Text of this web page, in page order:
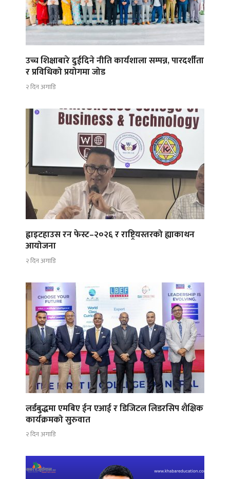
उच्च शिक्षाबारे दुईदिने नीति कार्यशाला सम्पन्न, पारदर्शीता
र प्रविधिको प्रयोगमा जोड
२ दिन अगाडि
ह्वाइटहाउस रन फेस्ट–२०२६ र राष्ट्रियस्तरको ह्याकाथन
आयोजना
२ दिन अगाडि
लर्डबुद्धमा एमबिए ईन एआई र डिजिटल लिडरसिप शैक्षिक
कार्यक्रमको सुरुवात
२ दिन अगाडि